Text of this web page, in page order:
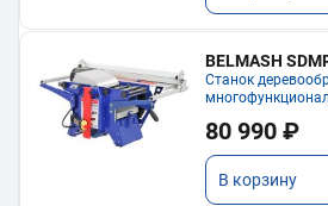
BELMASH
Станок
80 990 ₽
В корзину